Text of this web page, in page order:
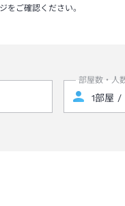
ご確認ください。
部屋数・人